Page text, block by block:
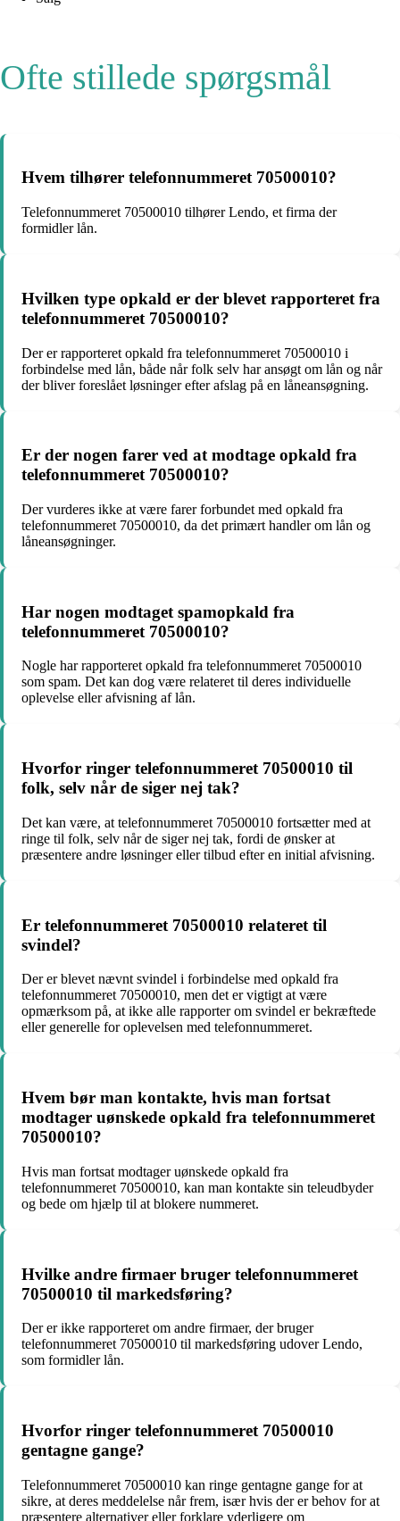
Ofte stillede spørgsmål
Hvem tilhører telefonnummeret 70500010?
Telefonnummeret 70500010 tilhører Lendo, et firma der
formidler lån.
Hvilken type opkald er der blevet rapporteret fra
telefonnummeret 70500010?
Der er rapporteret opkald fra telefonnummeret 70500010 i
forbindelse med lån, både når folk selv har ansøgt om lån og når
der bliver foreslået løsninger efter afslag på en låneansøgning.
Er der nogen farer ved at modtage opkald fra
telefonnummeret 70500010?
Der vurderes ikke at være farer forbundet med opkald fra
telefonnummeret 70500010, da det primært handler om lån og
låneansøgninger.
Har nogen modtaget spamopkald fra
telefonnummeret 70500010?
Nogle har rapporteret opkald fra telefonnummeret 70500010
som spam. Det kan dog være relateret til deres individuelle
oplevelse eller afvisning af lån.
Hvorfor ringer telefonnummeret 70500010 til
folk, selv når de siger nej tak?
Det kan være, at telefonnummeret 70500010 fortsætter med at
ringe til folk, selv når de siger nej tak, fordi de ønsker at
præsentere andre løsninger eller tilbud efter en initial afvisning.
Er telefonnummeret 70500010 relateret til
svindel?
Der er blevet nævnt svindel i forbindelse med opkald fra
telefonnummeret 70500010, men det er vigtigt at være
opmærksom på, at ikke alle rapporter om svindel er bekræftede
eller generelle for oplevelsen med telefonnummeret.
Hvem bør man kontakte, hvis man fortsat
modtager uønskede opkald fra telefonnummeret
70500010?
Hvis man fortsat modtager uønskede opkald fra
telefonnummeret 70500010, kan man kontakte sin teleudbyder
og bede om hjælp til at blokere nummeret.
Hvilke andre firmaer bruger telefonnummeret
70500010 til markedsføring?
Der er ikke rapporteret om andre firmaer, der bruger
telefonnummeret 70500010 til markedsføring udover Lendo,
som formidler lån.
Hvorfor ringer telefonnummeret 70500010
gentagne gange?
Telefonnummeret 70500010 kan ringe gentagne gange for at
sikre, at deres meddelelse når frem, især hvis der er behov for at
præsentere alternativer eller forklare yderligere om